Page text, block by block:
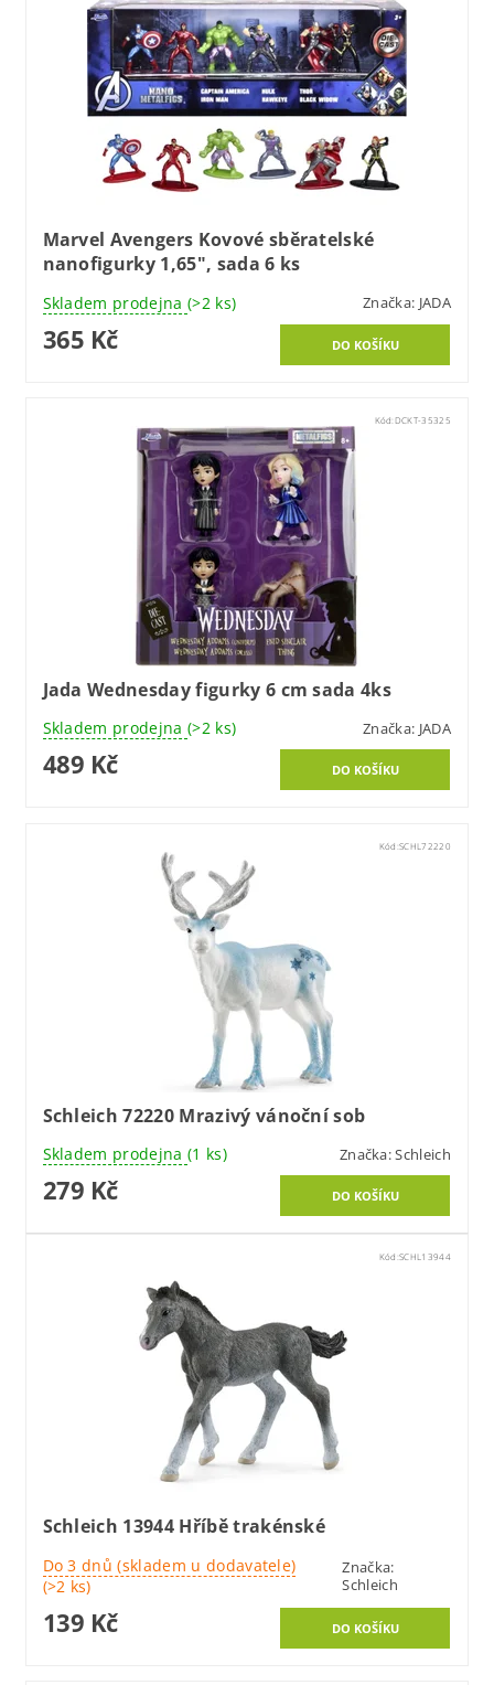
Marvel Avengers Kovové sběratelské
nanofigurky 1,65", sada 6 ks
Skladem prodejna (>2 ks) Značka: JADA
365 Kč
Kód: DCKT-35325
Jada Wednesday figurky 6 cm sada 4ks
Skladem prodejna (>2 ks) Značka: JADA
489 Kč
Kód:SCHL72220
Schleich 72220 Mrazivý vánoční sob
Skladem prodejna (1 ks) Značka:Schleich
279 Kč
Kód:SCHL13944
Schleich 13944 Hříbě trakénské
Do 3 dnů (skladem u dodavatele)
(>2 ks)
Značka:
Schleich
139 Kč